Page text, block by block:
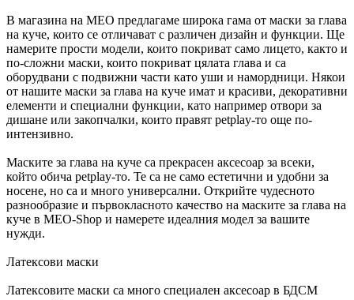
В магазина на MEO предлагаме широка гама от маски за глава
на куче, които се отличават с различен дизайн и функции. Ще
намерите прости модели, които покриват само лицето, както и
по-сложни маски, които покриват цялата глава и са
оборудвани с подвижни части като уши и намордници. Някои
от нашите маски за глава на куче имат и красиви, декоративни
елементи и специални функции, като например отвори за
дишане или закопчалки, които правят petplay-то още по-
интензивно.
Маските за глава на куче са прекрасен аксесоар за всеки,
който обича petplay-то. Те са не само естетични и удобни за
носене, но са и много универсални. Открийте чудесното
разнообразие и първокласното качество на маските за глава на
куче в MEO-Shop и намерете идеалния модел за вашите
нужди.
Латексови маски
Латексовите маски са много специален аксесоар в БДСМ